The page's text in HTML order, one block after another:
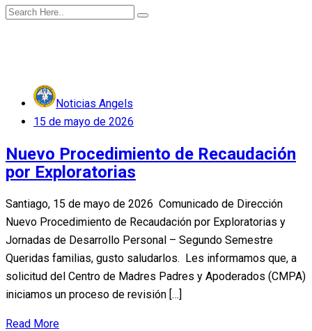
Noticias Angels
Posted
15 de mayo de 2026
Nuevo Procedimiento de Recaudación
por Exploratorias
Santiago, 15 de mayo de 2026 Comunicado de Dirección
Nuevo Procedimiento de Recaudación por Exploratorias y
Jornadas de Desarrollo Personal – Segundo Semestre
Queridas familias, gusto saludarlos. Les informamos que, a
solicitud del Centro de Madres Padres y Apoderados (CMPA)
iniciamos un proceso de revisión […]
Read More